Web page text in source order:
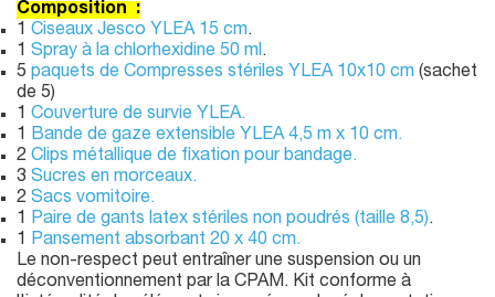
Composition :
1 Ciseaux Jesco YLEA 15 cm.
1 Spray à la chlorhexidine 50 ml.
5 paquets de Compresses stériles YLEA 10x10 cm (sachet
de 5)
1 Couverture de survie YLEA.
1 Bande de gaze extensible YLEA 4,5 m x 10 cm.
2 Clips métallique de fixation pour bandage.
3 Sucres en morceaux.
2 Sacs vomitoire.
1 Paire de gants latex stériles non poudrés (taille 8,5).
1 Pansement absorbant 20 x 40 cm.
Le non-respect peut entraîner une suspension ou un
déconventionnement par la CPAM. Kit conforme à